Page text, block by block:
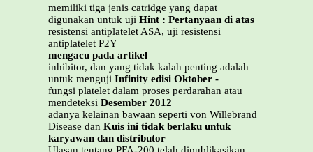
memiliki tiga jenis catridge yang dapat
digunakan untuk uji Hint : Pertanyaan di atas
resistensi antiplatelet ASA, uji resistensi
antiplatelet P2Y
mengacu pada artikel
inhibitor, dan yang tidak kalah penting adalah
untuk menguji Infinity edisi Oktober -
fungsi platelet dalam proses perdarahan atau
mendeteksi Desember 2012
adanya kelainan bawaan seperti von Willebrand
Disease dan Kuis ini tidak berlaku untuk
karyawan dan distributor